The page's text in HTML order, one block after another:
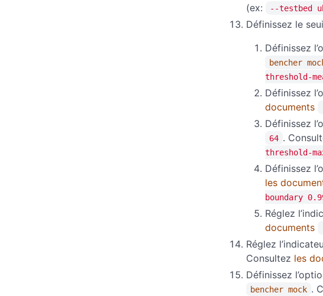
(ex:
--testbed
Définissez le
Définissez
bencher
threshold-
Définissez
documents
Définissez
64 .
threshold-
Définissez
les
boundary
Réglez
documents
Réglez
Consultez les
Définissez
bencher mock .